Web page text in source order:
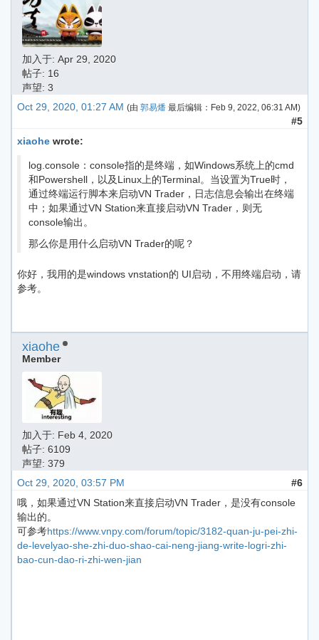
加入于: Apr 29, 2020
帖子: 16
声望: 3
Oct 29, 2020, 01:27 AM (由 郭易燔 最后编辑： Feb 9, 2022, 06:31 AM)
#5
xiaohe wrote:
log.console：console指的是终端，如Windows系统上的cmd
和Powershell，以及Linux上的Terminal。当设置为True时，
通过终端运行脚本来启动VN Trader，日志信息会输出在终端
中；如果通过VN Station来直接启动VN Trader，则无
console输出。
那么你是用什么启动VN Trader的呢？
你好，我用的是windows vnstation的 UI启动，不用终端启动，请
参考。
xiaohe
Member
加入于: Feb 4, 2020
帖子: 6109
声望: 379
Oct 29, 2020, 03:57 PM
#6
哦，如果通过VN Station来直接启动VN Trader，是没有console
输出的。
可参考https://www.vnpy.com/forum/topic/3182-quan-ju-pei-zhi-
de-levelyao-she-zhi-duo-shao-cai-neng-jiang-write-logri-zhi-
bao-cun-dao-ri-zhi-wen-jian